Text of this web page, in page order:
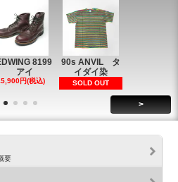
8199
アイ
円(税込)
90s ANVIL タ
イダイ染
SOLD OUT
>
要